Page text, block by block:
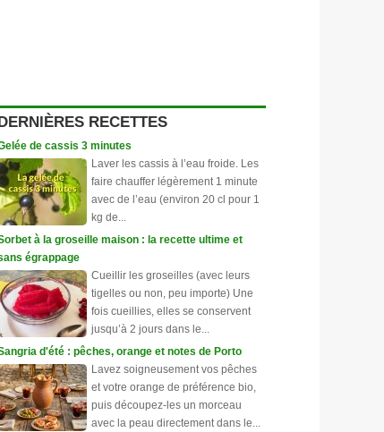
RECETTES
de cassis 3 minutes
Laver les cassis à l’eau froide. Les
faire chauffer légèrement 1 minute
avec de l’eau (environ 20 cl pour 1
kg de...
à la groseille maison : la recette ultime et
égrappage
Cueillir les groseilles (avec leurs
tigelles ou non, peu importe) Une
fois cueillies, elles se conservent
jusqu’à 2 jours dans le...
d'été : pêches, orange et notes de Porto
Lavez soigneusement vos pêches
et votre orange de préférence bio,
puis découpez-les un morceau
avec la peau directement dans le...